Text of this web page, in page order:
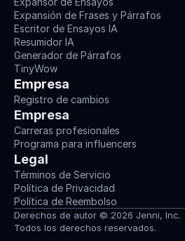
Expansión de Frases y Párrafos
Escritor de Ensayos IA
Resumidor IA
Generador de Párrafos
TinyWow
Empresa
Registro de cambios
Empresa
Carreras profesionales
Programa para influencers
Legal
Términos de Servicio
Política de Privacidad
Política de Reembolso
Derechos de autor © 2026 Jenni, Inc.
Todos los derechos reservados.